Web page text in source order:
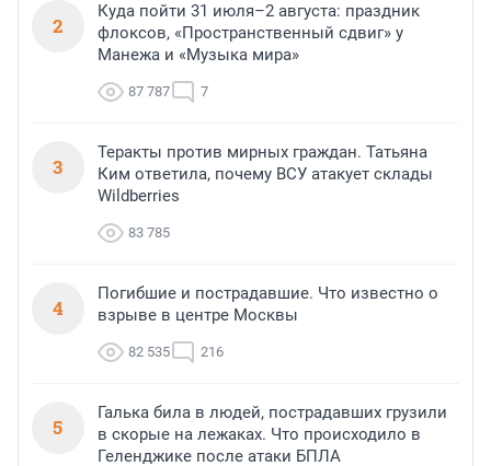
2
Куда пойти 31 июля–2 августа: праздник
флоксов, «Пространственный сдвиг» у
Манежа и «Музыка мира»
87 787 7
3
Теракты против мирных граждан. Татьяна
Ким ответила, почему ВСУ атакует склады
Wildberries
83 785
4
Погибшие и пострадавшие. Что известно о
взрыве в центре Москвы
82 535 216
5
Галька била в людей, пострадавших грузили
в скорые на лежаках. Что происходило в
Геленджике после атаки БПЛА